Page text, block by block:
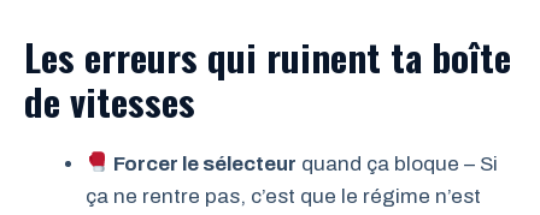
Les erreurs qui ruinent ta boîte
de vitesses
Forcer le sélecteur quand ça bloque – Si
ça ne rentre pas, c’est que le régime n’est